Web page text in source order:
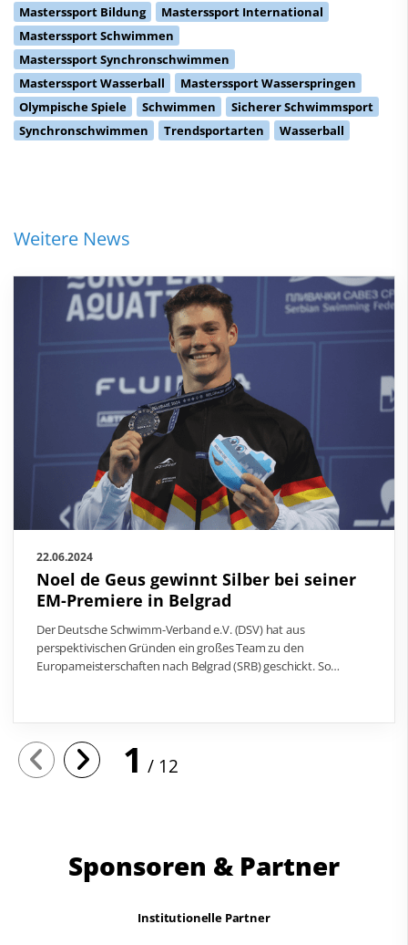
Masterssport Bildung
Masterssport International
Masterssport Schwimmen
Masterssport Synchronschwimmen
Masterssport Wasserball
Masterssport Wasserspringen
Olympische Spiele
Schwimmen
Sicherer Schwimmsport
Synchronschwimmen
Trendsportarten Wasserball
Weitere News
22.06.2024
Noel de Geus gewinnt Silber bei seiner
EM-Premiere in Belgrad
Der Deutsche Schwimm-Verband e.V. (DSV) hat aus
perspektivischen Gründen ein großes Team zu den
Europameisterschaften nach Belgrad (SRB) geschickt. So…
1 12
Sponsoren & Partner
Institutionelle Partner